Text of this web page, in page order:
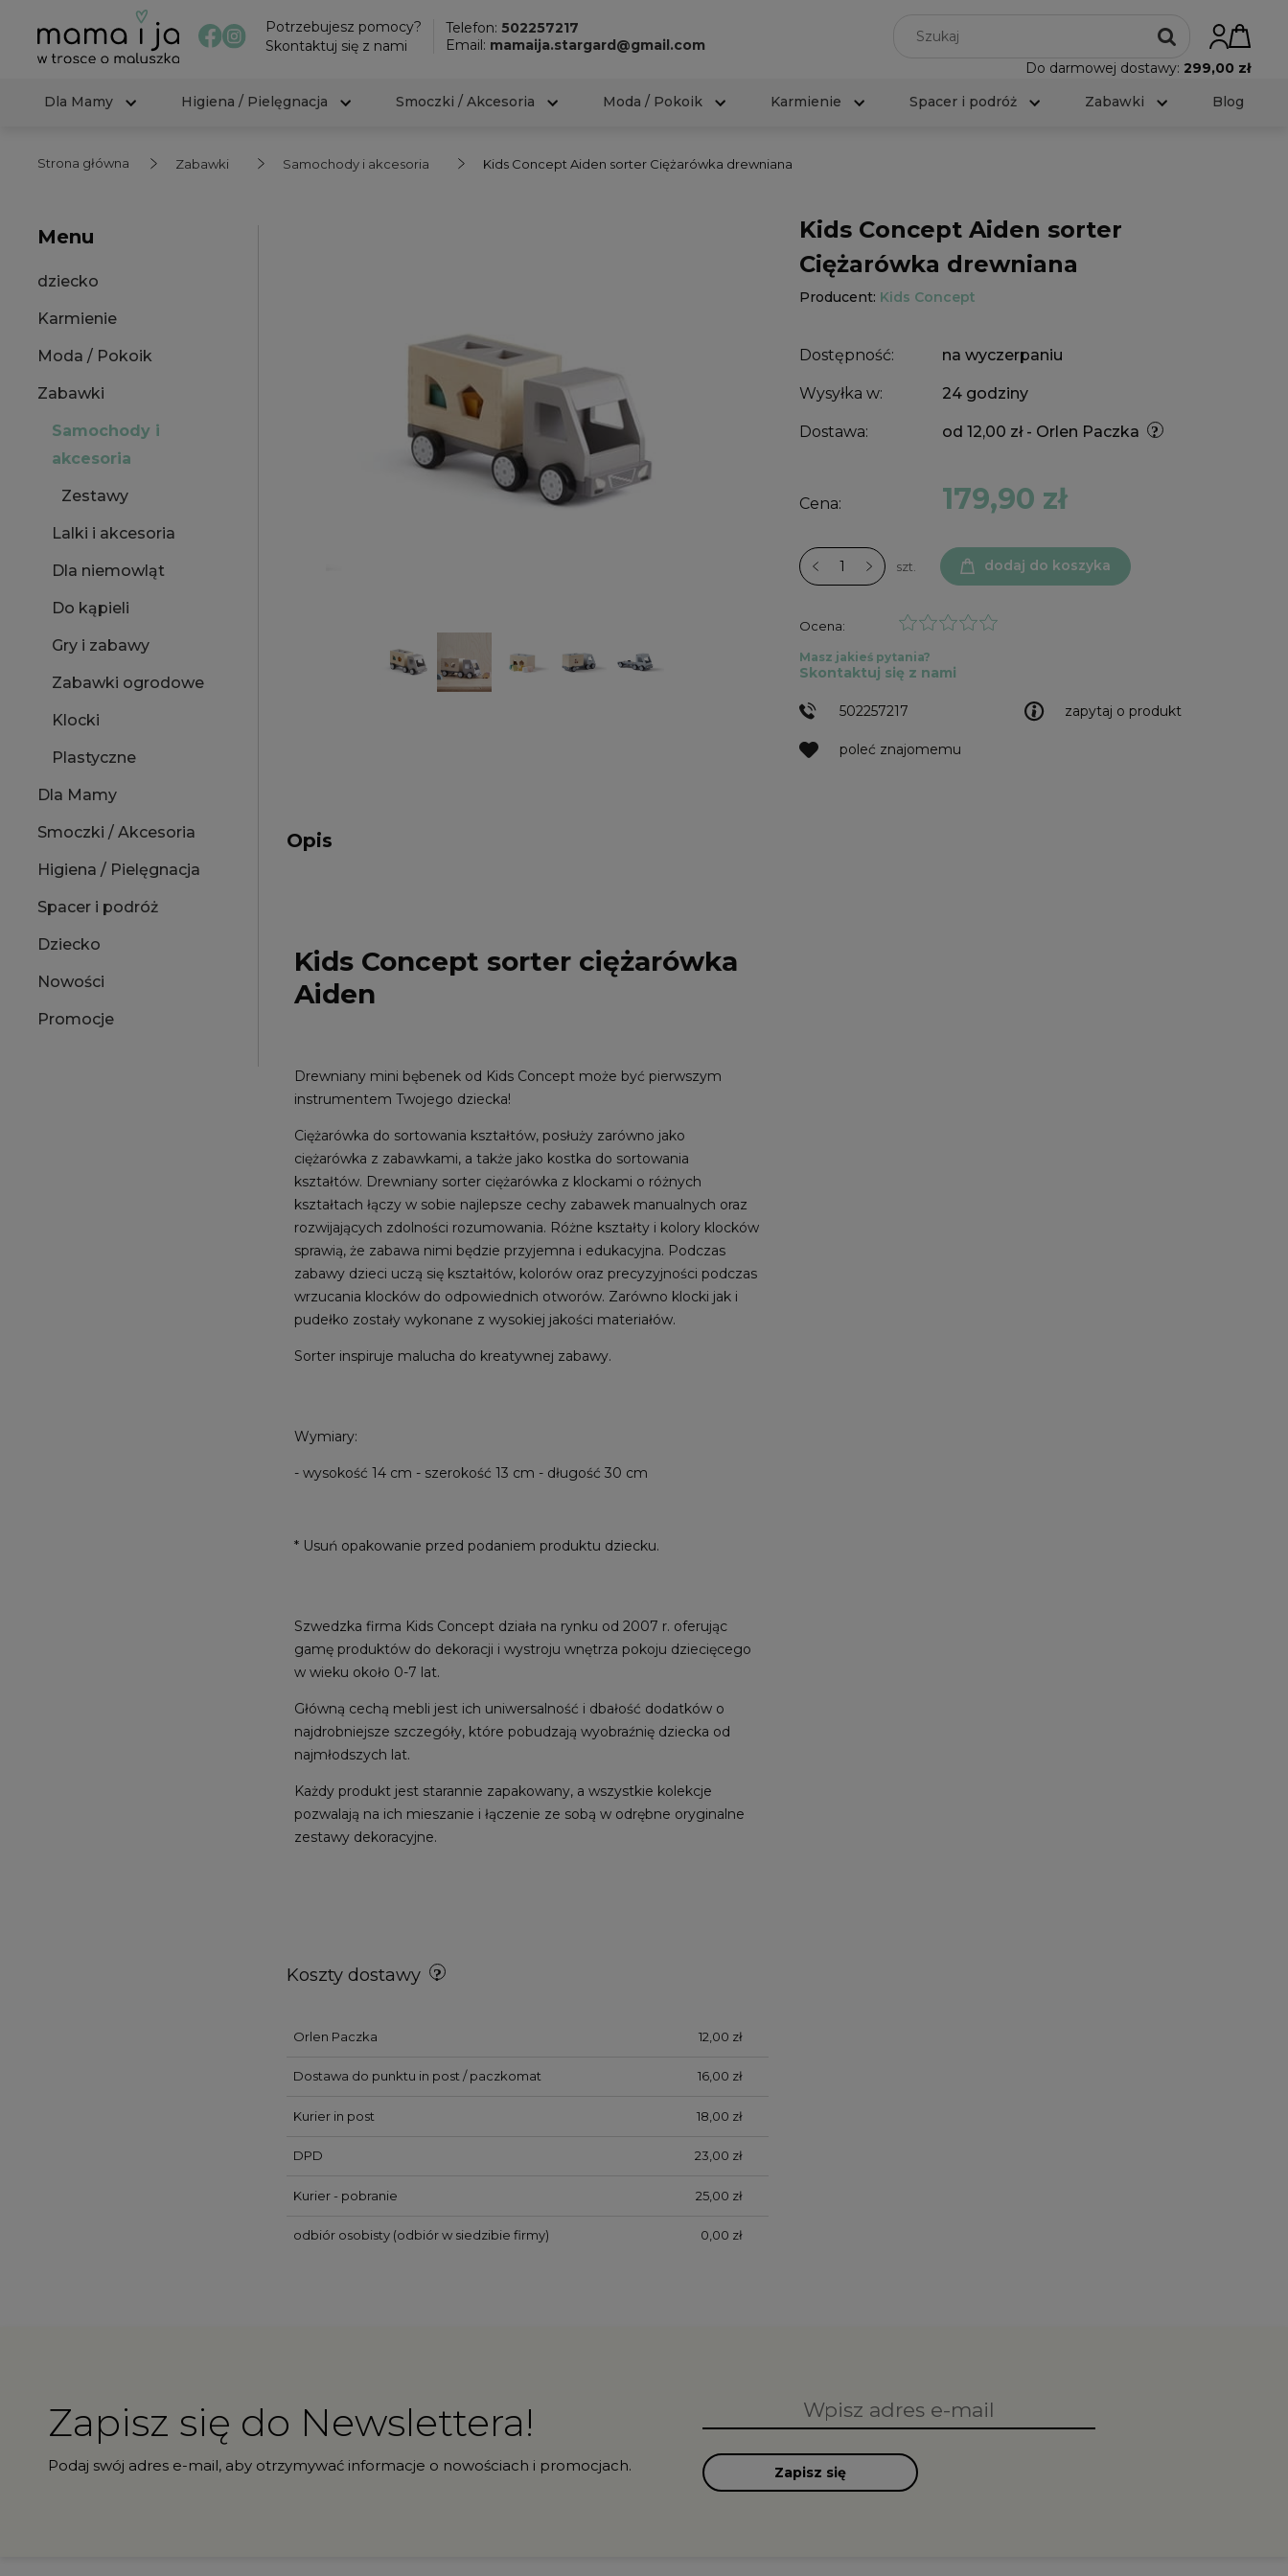
Potrzebujesz pomocy?
Skontaktuj się z nami
Telefon:502257217
Email: mamaija.stargard@gmail.com
Do darmowej dostawy: 299,00 zł
Dla Mamy
Higiena / Pielęgnacja Smoczki / Akcesoria Moda / Pokoik Karmienie Spacer i podróż Zabawki Blog
Strona główna Zabawki Samochody i akcesoria Kids Concept Aiden sorter Ciężarówka drewniana
Menu
dziecko
Karmienie
Moda / Pokoik
Zabawki
Samochody i
akcesoria
Zestawy
Lalki i akcesoria
Dla niemowląt
Do kąpieli
Gry i zabawy
Zabawki ogrodowe
Klocki
Plastyczne
Dla Mamy
Smoczki / Akcesoria
Higiena / Pielęgnacja
Spacer i podróż
Dziecko
Nowości
Promocje
Kids Concept Aiden sorter
Ciężarówka drewniana
Producent: Kids Concept
Dostępność: na wyczerpaniu
Wysyłka w: 24 godziny
Dostawa: od 12,00 zł - Orlen Paczka
Cena: 179,90 zł
szt. dodaj do koszyka
Ocena:
zapytaj o produkt
poleć znajomemu
Masz jakieś pytania?
Skontaktuj się z nami
502257217
Opis
Kids Concept sorter ciężarówka
Aiden
Drewniany mini bębenek od Kids Concept może być pierwszym
instrumentem Twojego dziecka!
Ciężarówka do sortowania kształtów, posłuży zarówno jako
ciężarówka z zabawkami, a także jako kostka do sortowania
kształtów. Drewniany sorter ciężarówka z klockami o różnych
kształtach łączy w sobie najlepsze cechy zabawek manualnych oraz
rozwijających zdolności rozumowania. Różne kształty i kolory klocków
sprawią, że zabawa nimi będzie przyjemna i edukacyjna. Podczas
zabawy dzieci uczą się kształtów, kolorów oraz precyzyjności podczas
wrzucania klocków do odpowiednich otworów. Zarówno klocki jak i
pudełko zostały wykonane z wysokiej jakości materiałów.
Sorter inspiruje malucha do kreatywnej zabawy.
Wymiary:
- wysokość 14 cm - szerokość 13 cm - długość 30 cm
* Usuń opakowanie przed podaniem produktu dziecku.
Szwedzka firma Kids Concept działa na rynku od 2007 r. oferując
gamę produktów do dekoracji i wystroju wnętrza pokoju dziecięcego
w wieku około 0-7 lat.
Główną cechą mebli jest ich uniwersalność i dbałość dodatków o
najdrobniejsze szczegóły, które pobudzają wyobraźnię dziecka od
najmłodszych lat.
Każdy produkt jest starannie zapakowany, a wszystkie kolekcje
pozwalają na ich mieszanie i łączenie ze sobą w odrębne oryginalne
zestawy dekoracyjne.
Koszty dostawy
Orlen Paczka 12,00 zł
Dostawa do punktu in post / paczkomat 16,00 zł
Kurier in post 18,00 zł
DPD 23,00 zł
Kurier - pobranie 25,00 zł
odbiór osobisty(odbiór w siedzibie firmy) 0,00 zł
Zapisz się do Newslettera!
Podaj swój adres e-mail, aby otrzymywać informacje o nowościach i promocjach. Zapisz się